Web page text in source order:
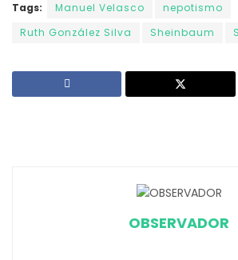
Tags: Manuel Velasco
nepotismo
Ruth González Silva
Sheinbaum
OBSERVADOR